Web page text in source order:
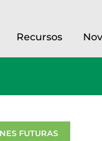
Recursos
FUTURAS